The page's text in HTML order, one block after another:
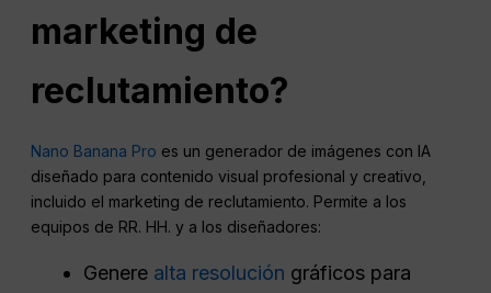
marketing de
reclutamiento?
Nano Banana Pro es un generador de imágenes con IA
diseñado para contenido visual profesional y creativo,
incluido el marketing de reclutamiento. Permite a los
equipos de RR. HH. y a los diseñadores:
Genere alta resolución gráficos para